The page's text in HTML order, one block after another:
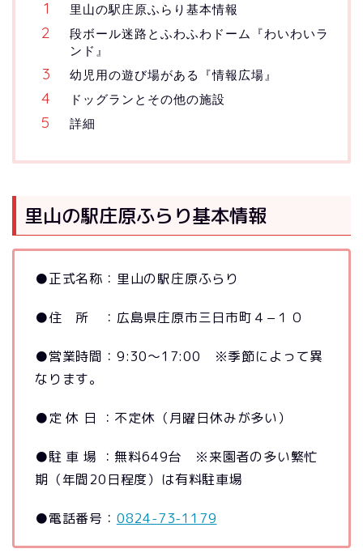
里山の駅庄原ふらり基本情報
段ボール迷路とふわふわドーム『わいわいラ
ンド』
幼児用の遊び場がある『情報広場』
ドッグランとその他の施設
詳細
里山の駅庄原ふらり基本情報
●正式名称：里山の駅庄原ふらり
●住 所 ：広島県庄原市三日市町４−１０
●営業時間：9:30～17:00 ※季節によって異
なります。
●定 休 日 ：不定休（月曜日休みが多い）
●駐 車 場 ：無料649台 ※来園者の多い繁忙
期（年間20日程度）は有料駐車場
●電話番号： 0824-73-1179